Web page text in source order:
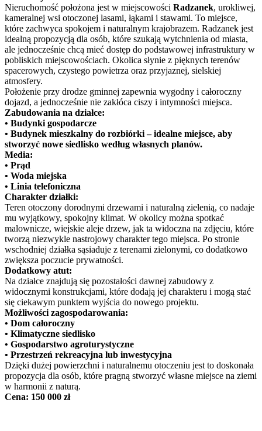
Nieruchomość położona jest w miejscowości Radzanek, urokliwej,
kameralnej wsi otoczonej lasami, łąkami i stawami. To miejsce,
które zachwyca spokojem i naturalnym krajobrazem. Radzanek jest
idealną propozycją dla osób, które szukają wytchnienia od miasta,
ale jednocześnie chcą mieć dostęp do podstawowej infrastruktury w
pobliskich miejscowościach. Okolica słynie z pięknych terenów
spacerowych, czystego powietrza oraz przyjaznej, sielskiej
atmosfery.
Położenie przy drodze gminnej zapewnia wygodny i całoroczny
dojazd, a jednocześnie nie zakłóca ciszy i intymności miejsca.
Zabudowania na działce:
• Budynki gospodarcze
• Budynek mieszkalny do rozbiórki – idealne miejsce, aby
stworzyć nowe siedlisko według własnych planów.
Media:
• Prąd
• Woda miejska
• Linia telefoniczna
Charakter działki:
Teren otoczony dorodnymi drzewami i naturalną zielenią, co nadaje
mu wyjątkowy, spokojny klimat. W okolicy można spotkać
malownicze, wiejskie aleje drzew, jak ta widoczna na zdjęciu, które
tworzą niezwykle nastrojowy charakter tego miejsca. Po stronie
wschodniej działka sąsiaduje z terenami zielonymi, co dodatkowo
zwiększa poczucie prywatności.
Dodatkowy atut:
Na działce znajdują się pozostałości dawnej zabudowy z
widocznymi konstrukcjami, które dodają jej charakteru i mogą stać
się ciekawym punktem wyjścia do nowego projektu.
Możliwości zagospodarowania:
• Dom całoroczny
• Klimatyczne siedlisko
• Gospodarstwo agroturystyczne
• Przestrzeń rekreacyjna lub inwestycyjna
Dzięki dużej powierzchni i naturalnemu otoczeniu jest to doskonała
propozycja dla osób, które pragną stworzyć własne miejsce na ziemi
w harmonii z naturą.
Cena: 150 000 zł